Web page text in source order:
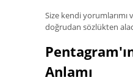
Size kendi yorumlarımı
doğrudan sözlükten
Anlamı